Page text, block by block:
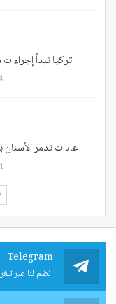
تركيا تبدأ
عادات تدمر الأسنان بصمت.. 12 خطأ يوميًا
Telegram
انضم لنا عبر